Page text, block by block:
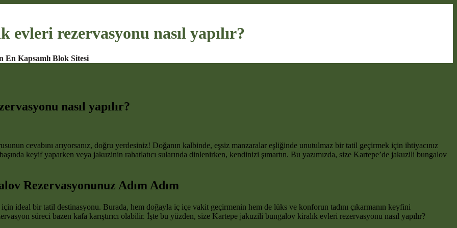
rezervasyonu nasıl yapılır?
En Kapsamlı Blok Sitesi
nasıl yapılır?
cevabını arıyorsanız, doğru yerdesiniz! Doğanın kalbinde, eşsiz manzaralar eşliğinde unutulmaz bir tatil geçirmek için ihtiyacınız
keyif yaparken veya jakuzinin rahatlatıcı sularında dinlenirken, kendinizi şımartın. Bu yazımızda, size Kartepe’de jakuzili bungalov
Rezervasyonunuz Adım Adım
ideal bir tatil destinasyonu. Burada, hem doğayla iç içe vakit geçirmenin hem de lüks ve konforun tadını çıkarmanın keyfini
süreci bazen kafa karıştırıcı olabilir. İşte bu yüzden, size Kartepe jakuzili bungalov kiralık evleri rezervasyonu nasıl yapılır?